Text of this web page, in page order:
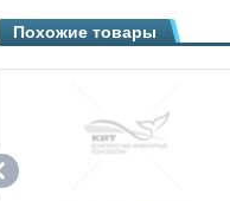
Похожие товары